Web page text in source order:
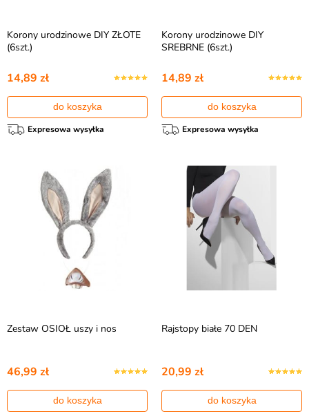
Korony urodzinowe DIY ZŁOTE
(6szt.)
14,89 zł
do koszyka
Expresowa wysyłka
Korony urodzinowe DIY
SREBRNE (6szt.)
14,89 zł
do koszyka
Expresowa wysyłka
Zestaw OSIOŁ uszy i nos
46,99 zł
do koszyka
Rajstopy białe 70 DEN
20,99 zł
do koszyka